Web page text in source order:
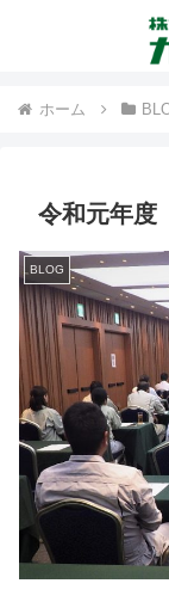
ホーム
令和元年
BLOG